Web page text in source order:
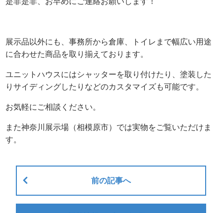
展示品以外にも、事務所から倉庫、トイレまで幅広い用途
に合わせた商品を取り揃えております。
ユニットハウスにはシャッターを取り付けたり、塗装した
りサイディングしたりなどのカスタマイズも可能です。
お気軽にご相談ください。
また神奈川展示場（相模原市）では実物をご覧いただけま
す。
前の記事へ